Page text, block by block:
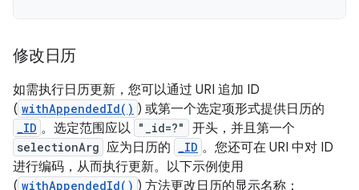
修改日历
如需执行日历更新，您可以通过 URI 追加 ID
( withAppendedId() ) 或第一个选定项形式提供日历的
_ID 。选定范围应以 "_id=?" 开头，并且第一个
selectionArg 应为日历的 _ID 。您还可在 URI 中对 ID
进行编码，从而执行更新。以下示例使用
( withAppendedId() ) 方法更改日历的显示名称：